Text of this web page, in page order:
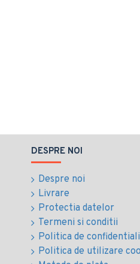
DESPRE NOI
Despre noi
Livrare
Protectia datelor
Termeni si conditii
Politica de
Politica de utilizare